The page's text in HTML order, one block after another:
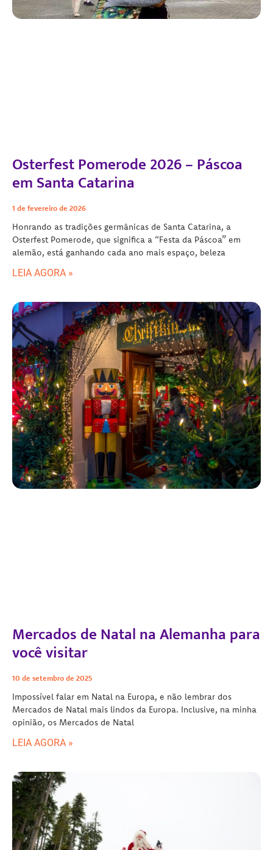
Osterfest Pomerode 2026 – Páscoa
em Santa Catarina
1 de fevereiro de 2026
Honrando as tradições germânicas de Santa Catarina, a
Osterfest Pomerode, que significa a “Festa da Páscoa” em
alemão, está ganhando cada ano mais espaço, beleza
LEIA AGORA »
Mercados de Natal na Alemanha para
você visitar
10 de setembro de 2025
Impossível falar em Natal na Europa, e não lembrar dos
Mercados de Natal mais lindos da Europa. Inclusive, na minha
opinião, os Mercados de Natal
LEIA AGORA »